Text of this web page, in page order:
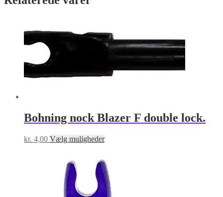
Bohning nock Blazer F double lock.
kr. 4,00 Vælg mulighederDette
flere
varianter.
Mulighederne
kan